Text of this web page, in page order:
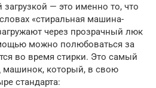
— это именно то, что
«стиральная машина-
через прозрачный люк
можно полюбоваться за
во время стирки. Это самый
машинок, который, в свою
стандарта: